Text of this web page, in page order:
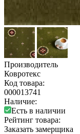
Производитель
Ковротекс
Код товара:
000013741
Наличие:
Есть в наличии
Рейтинг товара:
Заказать замерщика